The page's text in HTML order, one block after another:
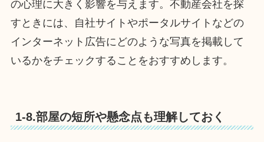
の心理に大きく影響を与えます。不動産会社を探
すときには、自社サイトやポータルサイトなどの
インターネット広告にどのような写真を掲載して
いるかをチェックすることをおすすめします。
1-8.部屋の短所や懸念点も理解しておく